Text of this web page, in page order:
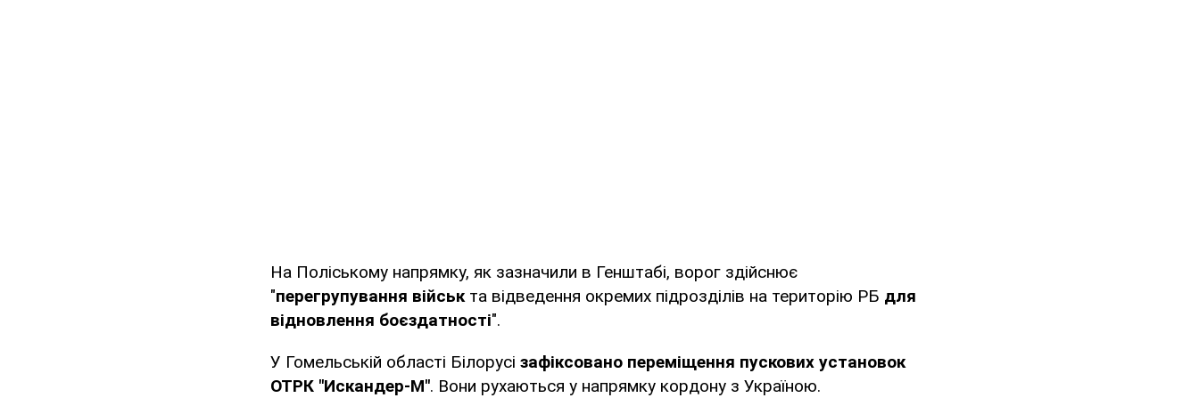
На Поліському напрямку, як зазначили в Генштабі, ворог здійснює
"перегрупування військта відведення окремих підрозділів на територію РБ для
відновлення боєздатності".
У Гомельській області Білорусі зафіксовано переміщення пускових установок
ОТРК "Искандер-М". Вони рухаються у напрямку кордону з Україною.